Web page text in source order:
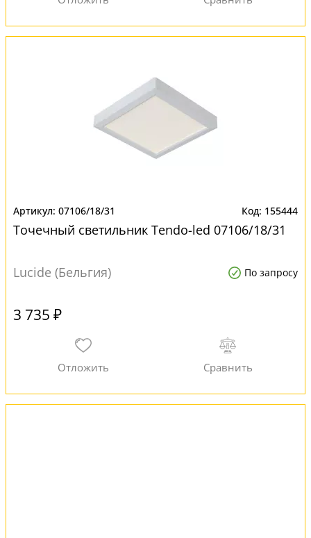
07106/18/31 155444
Точечный светильник Tendo-led 07106/18/31
Lucide (Бельгия) По запросу
3 735 ₽